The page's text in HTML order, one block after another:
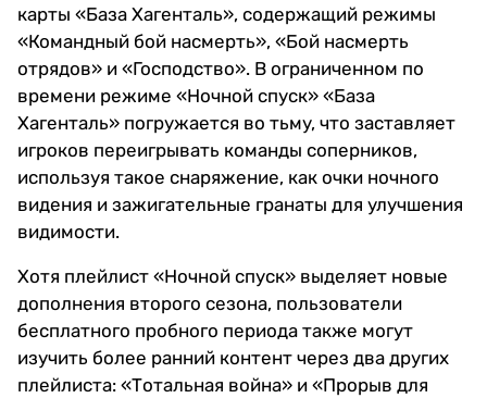
карты «База Хагенталь», содержащий режимы
«Командный бой насмерть», «Бой насмерть
отрядов» и «Господство». В ограниченном по
времени режиме «Ночной спуск» «База
Хагенталь» погружается во тьму, что заставляет
игроков переигрывать команды соперников,
используя такое снаряжение, как очки ночного
видения и зажигательные гранаты для улучшения
видимости.
Хотя плейлист «Ночной спуск» выделяет новые
дополнения второго сезона, пользователи
бесплатного пробного периода также могут
изучить более ранний контент через два других
плейлиста: «Тотальная война» и «Прорыв для